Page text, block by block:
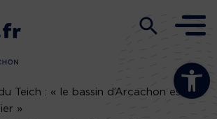
Ouvrir la
Teich : « le bassin d’Arcachon est
»